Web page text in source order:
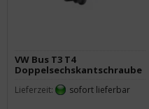
VW Bus T3 T4
Doppelsechskantschraube
Lieferzeit: sofort lieferbar